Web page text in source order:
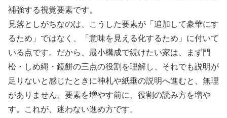
補強する視覚要素です。
見落としがちなのは、こうした要素が「追加して豪華にす
るため」ではなく、「意味を見える化するため」に付いて
いる点です。だから、最小構成で続けたい家は、まず門
松・しめ縄・鏡餅の三点の役割を理解し、それでも説明が
足りないと感じたときに神札や紙垂の説明へ進むと、無理
がありません。要素を増やす前に、役割の読み方を増や
す。これが、迷わない進め方です。